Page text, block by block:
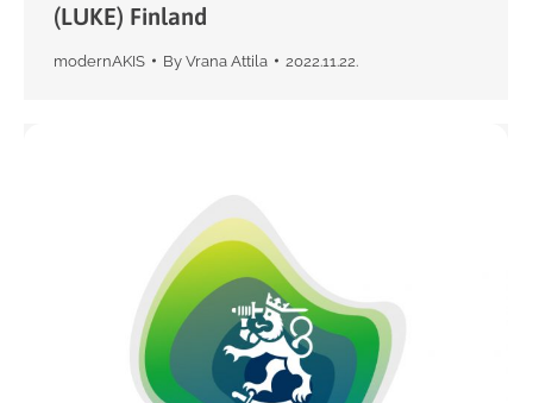
(LUKE) Finland
modernAKIS By Vrana Attila 2022.11.22.